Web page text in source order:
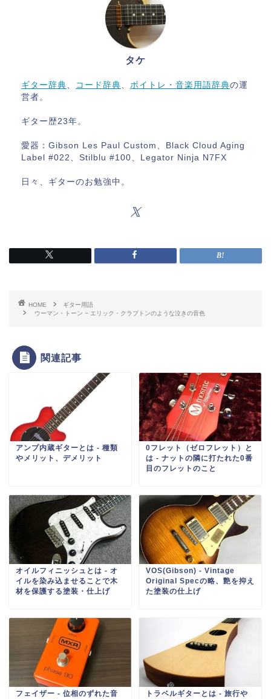
タケ
ギター辞典 コード辞典 ボイトレ・音楽用語辞典の運
営者。
ギター歴23年。
愛器：Gibson Les Paul Custom、Black Cloud Aging
Label #022、Stilblu #100、Legator Ninja N7FX
日々、ギターのお勉強中。
HOME
ギター用語
ウーマン・トーン − エリック・クラプトンのような泣きの音色
関連記事
アンプ内蔵ギターとは ‐ 種類
やメリット、デメリット
0フレット（ゼロフレット）と
は ‐ ナットの隣に打たれた0番
目のフレットのこと
オイルフィニッシュとは ‐ オ
イルを染み込ませることで木
材を保護する塗装・仕上げ
VOS(Gibson) ‐ Vintage
Original Specの略、艶を抑え
た塗装の仕上げ
フェイザー ‐ 位相のずれた音
トラベルギターとは ‐ 旅行や